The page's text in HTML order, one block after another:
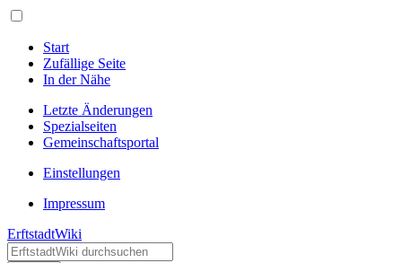
Start
Zufällige Seite
In der Nähe
Letzte Änderungen
Spezialseiten
Gemeinschafts­portal
Einstellungen
Impressum
ErftstadtWiki